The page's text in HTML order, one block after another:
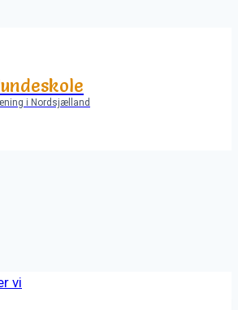
i Nordsjælland